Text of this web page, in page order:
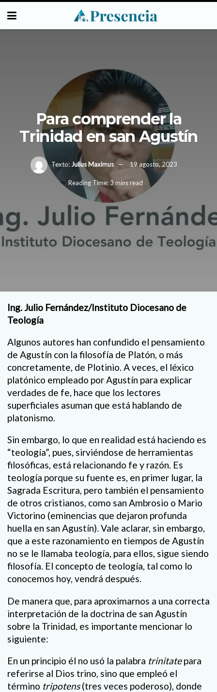
Para comprender la
Trinidad en san Agustín
Texto: Julius Maximus 19 agosto, 2023
Reading Time: 3 mins read
Ing. Julio Fernández/Instituto Diocesano de
Teología
Algunos autores han confundido el pensamiento
de Agustín con la filosofía de Platón, o más
concretamente, de Plotinio. A veces, el léxico
platónico empleado por Agustín para explicar
verdades de fe, hace que los lectores
superficiales asuman que está hablando de
platonismo.
Sin embargo, lo que en realidad está haciendo es
“teología”, pues, sirviéndose de herramientas
filosóficas, está relacionando fe y razón. Es
teología porque su fuente es, en primer lugar, la
Sagrada Escritura, pero también el pensamiento
de otros cristianos, como san Ambrosio o Mario
Victorino (eminencias que dejaron profunda
huella en san Agustín). Vale aclarar, sin embargo,
que a este razonamiento en tiempos de Agustín
no se le llamaba teología, para ellos, sigue siendo
filosofía. El concepto de teología, tal como lo
conocemos hoy, vendrá después.
De manera que, para aproximarnos a una correcta
interpretación de la doctrina de san Agustín
sobre la Trinidad, es importante mencionar lo
siguiente:
En un principio él no usó la palabra trinitatepara
referirse al Dios trino, sino que empleó el
término tripotens(tres veces poderoso), donde